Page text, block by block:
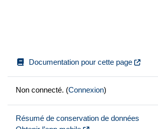
Documentation pour cette page
Non connecté. (Connexion)
Résumé de conservation de données